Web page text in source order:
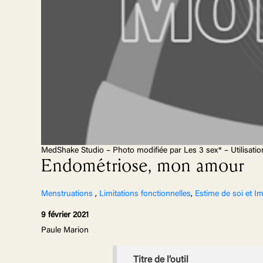
MedShake Studio – Photo modifiée par Les 3 sex* –
Endométriose, mon amour
Menstruations , Limitations fonctionnelles, Estime de soi et
9 février 2021
Paule Marion
Titre de l’outil